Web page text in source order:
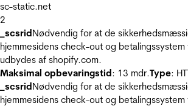
sc-static.net
2
_scsridNødvendig for at de
hjemmesidens check-out og
udbydes af shopify.com.
Maksimal opbevaringstid: 13 mdr.Type:
_scsridNødvendig for at de
hjemmesidens check-out og